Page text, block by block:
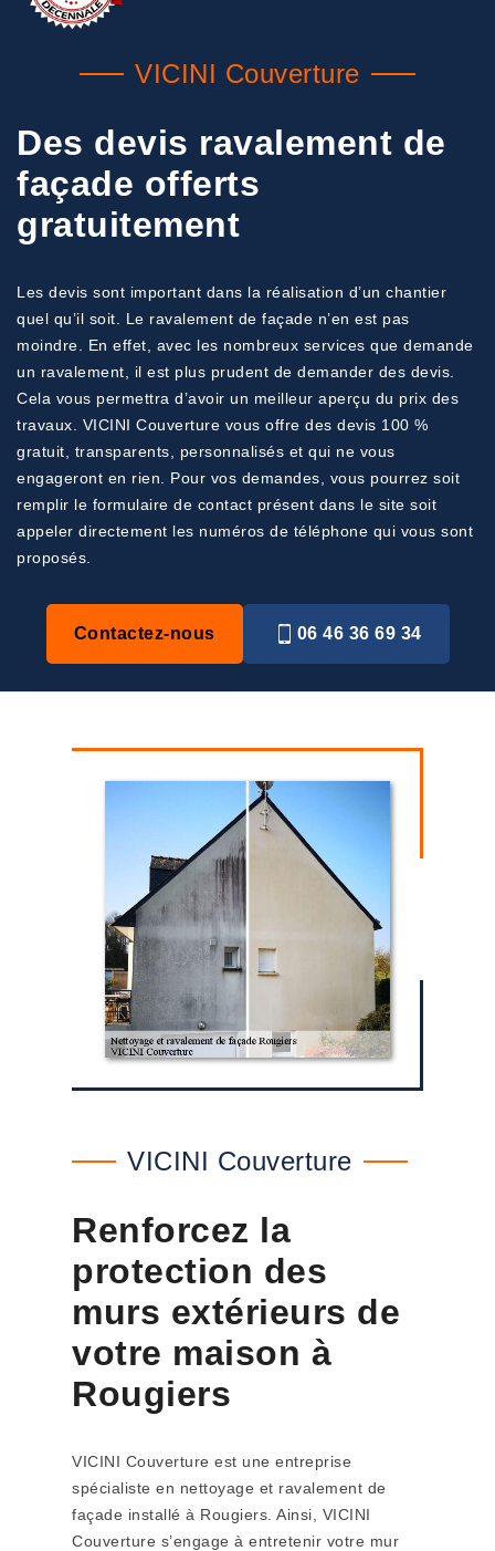
VICINI Couverture
Des devis ravalement de
façade offerts
gratuitement
Les devis sont important dans la réalisation d’un chantier
quel qu’il soit. Le ravalement de façade n’en est pas
moindre. En effet, avec les nombreux services que demande
un ravalement, il est plus prudent de demander des devis.
Cela vous permettra d’avoir un meilleur aperçu du prix des
travaux. VICINI Couverture vous offre des devis 100 %
gratuit, transparents, personnalisés et qui ne vous
engageront en rien. Pour vos demandes, vous pourrez soit
remplir le formulaire de contact présent dans le site soit
appeler directement les numéros de téléphone qui vous sont
proposés.
Contactez-nous 06 46 36 69 34
VICINI Couverture
Renforcez la
protection des
murs extérieurs de
votre maison à
Rougiers
VICINI Couverture est une entreprise
spécialiste en nettoyage et ravalement de
façade installé à Rougiers. Ainsi, VICINI
Couverture s’engage à entretenir votre mur